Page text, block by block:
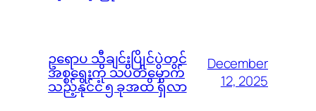
ဥရောပ သီချင်းပြိုင်ပွဲတွင်
အစ္စရေးကို သပိတ်မှောက်
သည့်နိုင်ငံ ၅ ခုအထိ ရှိလာ
December
12, 2025